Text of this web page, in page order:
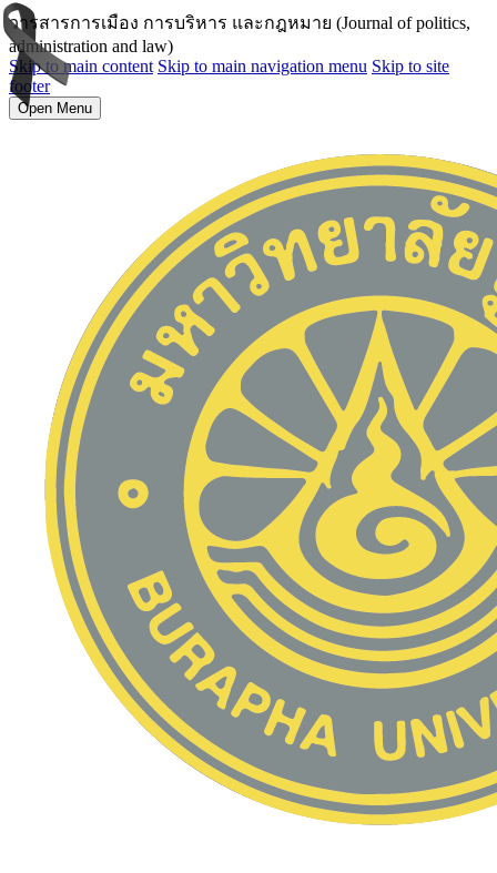
วารสารการเมือง การบริหาร และกฎหมาย (Journal of politics,
administration and law)
Skip to main content Skip to main navigation menu Skip to site
footer
Open Menu